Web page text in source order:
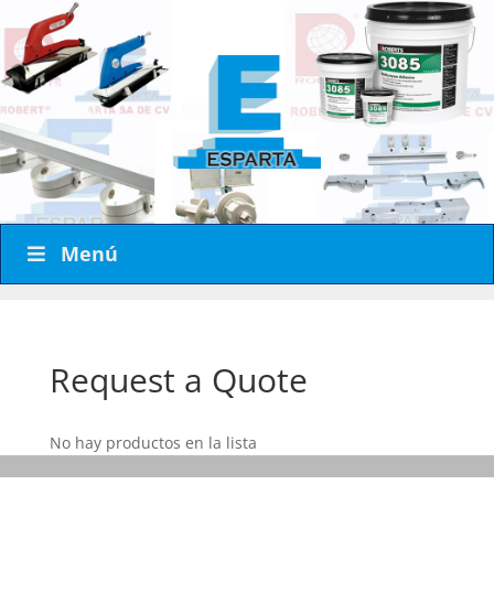
Menú
Request a Quote
No hay productos en la lista